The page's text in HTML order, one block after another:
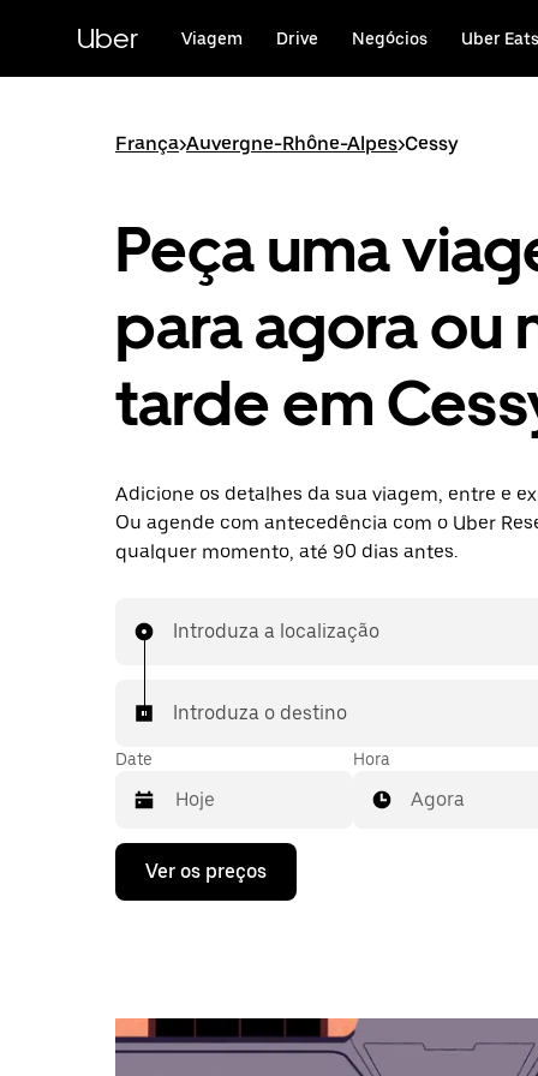
conteúdo
Uber Viagem Drive Negócios Uber Eats
França>Auvergne-Rhône-Alpes>Cessy
Peça uma
para agora ou
tarde em
Adicione os detalhes da sua viagem, entre e
Ou agende com antecedência com o Uber
qualquer momento, até 90 dias antes.
Introduza a localização
Introduza o destino
Date
Prima
tecla
o
calendário
Hora
Agora
Ver os preços